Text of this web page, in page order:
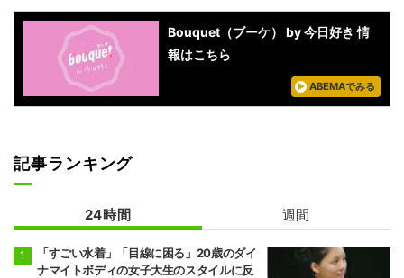
Bouquet（ブーケ） by 今日好き 情
報はこちら
ABEMAでみる
記事ランキング
24時間 週間
「すごい水着」「目線に困る」20歳のダイ
ナマイトボディの女子大生のスタイルに反